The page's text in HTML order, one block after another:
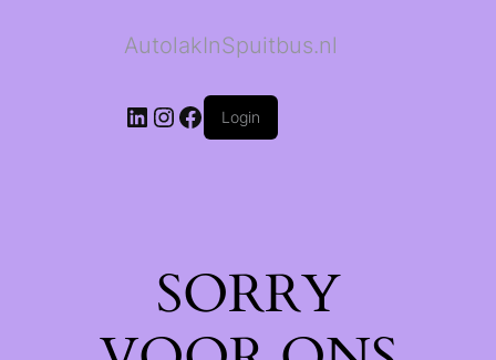
AutolakInSpuitbus.nl
LinkedIn
Instagram
Facebook
Login
SORRY